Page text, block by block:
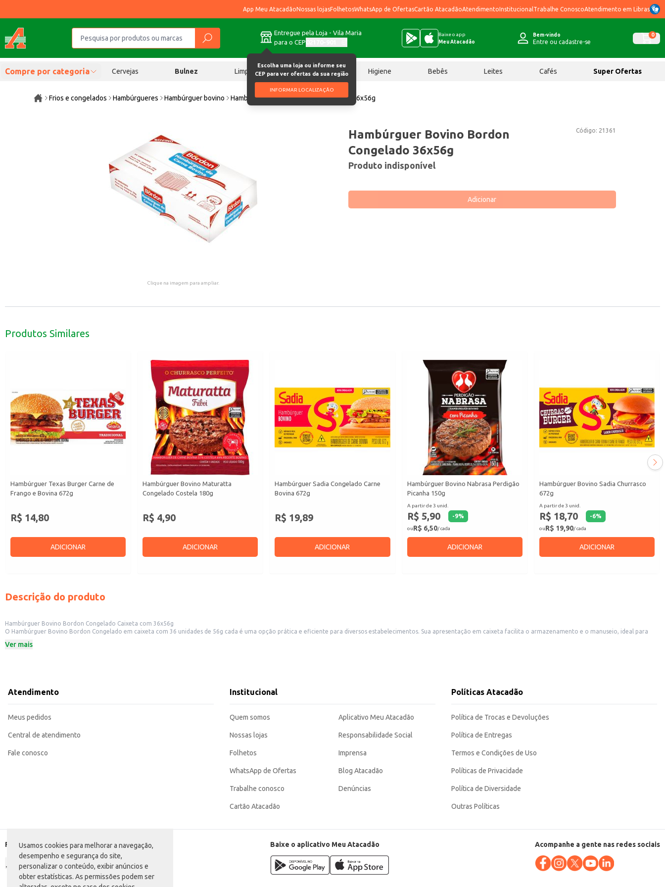
Usamos cookies para melhorar a navegação,
desempenho e segurança do site,
personalizar o conteúdo, exibir anúncios e
obter estatísticas. As permissões podem ser
App Meu AtacadãoNossas lojasFolhetosWhatsApp de OfertasCartão AtacadãoAtendimentoInstitucional Trabalhe ConoscoAtendimento em Libras
Entregue pela Loja - Vila Maria
para o CEP
Escolha uma loja ou informe seu
CEP para ver ofertas da sua região
INFORMAR LOCALIZAÇÃO
Baixe o app
Meu Atacadão
Bem-vindo
Entre ou cadastre-se
0
Compre por categoria Cervejas Bulnez Limpeza Chocolates Higiene Bebês Leites Cafés Super Ofertas
Frios e congelados Hambúrgueres Hambúrguer bovino Hambúrguer Bovino Bordon Congelado 36x56g
Clique na imagem para ampliar.
Código: 21361
Hambúrguer Bovino Bordon
Congelado 36x56g
Produto indisponível
Adicionar
Produtos Similares
Hambúrguer Texas Burger Carne de
Frango e Bovina 672g
R$ 14,80
ADICIONAR
Hambúrguer Bovino Maturatta
Congelado Costela 180g
R$ 4,90
ADICIONAR
Hambúrguer Sadia Congelado Carne
Bovina 672g
R$ 19,89
ADICIONAR
Hambúrguer Bovino Nabrasa Perdigão
Picanha 150g
A partir de 3 unid.
R$ 5,90 -9%
ouR$ 6,50/ cada
ADICIONAR
Hambúrguer Bovino Sadia Churrasco
672g
A partir de 3 unid.
R$ 18,70 -6%
ouR$ 19,90/ cada
ADICIONAR
Descrição do produto
Hambúrguer Bovino Bordon Congelado Caixeta com 36x56g
O Hambúrguer Bovino Bordon Congelado em caixeta com 36 unidades de 56g cada é uma opção prática e eficiente para diversos estabelecimentos. Sua apresentação em caixeta facilita o armazenamento e o manuseio, ideal para
Embalagem: Caixeta com 36 unidades.
Pode ser utilizado em sanduíches, pratos individuais ou como parte de um menu maior.
Recomendamos seguir as instruções de preparo na embalagem para garantir o melhor resultado.
otimização do espaço de armazenamento.
Ver mais
Atendimento
Meus pedidos
Central de atendimento
Fale conosco
Institucional
Quem somos
Nossas lojas
Folhetos
WhatsApp de Ofertas
Trabalhe conosco
Cartão Atacadão
Aplicativo Meu Atacadão
Responsabilidade Social
Imprensa
Blog Atacadão
Denúncias
Políticas Atacadão
Política de Trocas e Devoluções
Política de Entregas
Termos e Condições de Uso
Políticas de Privacidade
Política de Diversidade
Outras Políticas
Formas de pagamento Baixe o aplicativo Meu Atacadão Acompanhe a gente nas redes sociais